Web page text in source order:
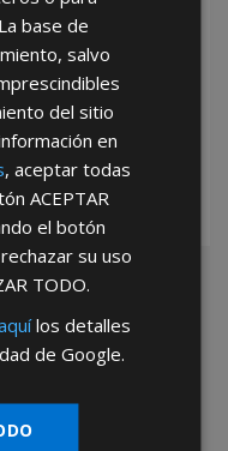
y empresas minoristas y
base de
salvo
del sitio
en
, aceptar todas
ACEPTAR
el botón
su uso
TODO.
los detalles
de Google.